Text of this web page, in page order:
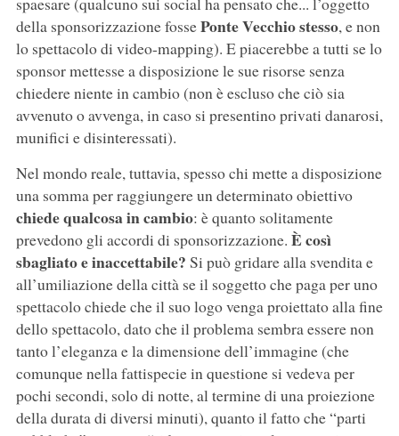
della sponsorizzazione fossePonte Vecchio stesso, e non
lo spettacolo di video-mapping). E piacerebbe a tutti se lo
sponsor mettesse a disposizione le sue risorse senza
chiedere niente in cambio (non è escluso che ciò sia
avvenuto o avvenga, in caso si presentino privati danarosi,
munifici e disinteressati).
Nel mondo reale, tuttavia, spesso chi mette a disposizione
una somma per raggiungere un determinato obiettivo
chiede qualcosa in cambio: è quanto solitamente
prevedono gli accordi di sponsorizzazione. È così
sbagliato e inaccettabile? Si può gridare alla svendita e
all’umiliazione della città se il soggetto che paga per uno
spettacolo chiede che il suo logo venga proiettato alla fine
dello spettacolo, dato che il problema sembra essere non
tanto l’eleganza e la dimensione dell’immagine (che
comunque nella fattispecie in questione si vedeva per
pochi secondi, solo di notte, al termine di una proiezione
della durata di diversi minuti), quanto il fatto che “parti